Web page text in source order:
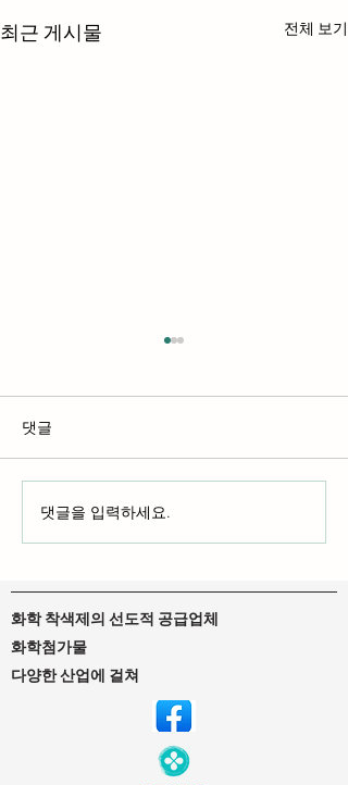
최근 게시물 전체 보기
DTF 잉크 및 DTG 잉크: 자
신에게 맞는 잉크 찾기
댓글
댓글을 입력하세요.
화학 착색제의 선도적 공급업체
화학첨가물
다양한 산업에 걸쳐